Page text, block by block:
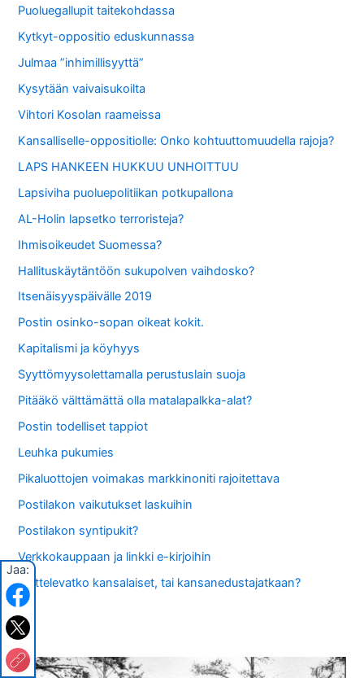
Puoluegallupit taitekohdassa
Kytkyt-oppositio eduskunnassa
Julmaa ”inhimillisyyttä”
Kysytään vaivaisukoilta
Vihtori Kosolan raameissa
Kansalliselle-oppositiolle: Onko kohtuuttomuudella rajoja?
LAPS HANKEEN HUKKUU UNHOITTUU
Lapsiviha puoluepolitiikan potkupallona
AL-Holin lapsetko terroristeja?
Ihmisoikeudet Suomessa?
Hallituskäytäntöön sukupolven vaihdosko?
Itsenäisyyspäivälle 2019
Postin osinko-sopan oikeat kokit.
Kapitalismi ja köyhyys
Syyttömyysolettamalla perustuslain suoja
Pitääkö välttämättä olla matalapalkka-alat?
Postin todelliset tappiot
Leuhka pukumies
Pikaluottojen voimakas markkinoniti rajoitettava
Postilakon vaikutukset laskuihin
Postilakon syntipukit?
Verkkokauppaan ja linkki e-kirjoihin
Ajattelevatko kansalaiset, tai kansanedustajatkaan?
Jaa: